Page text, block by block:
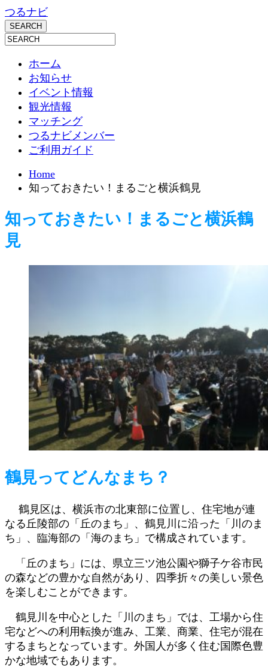
つるナビ
ホーム
お知らせ
イベント情報
観光情報
マッチング
つるナビメンバー
ご利用ガイド
Home
知っておきたい！まるごと横浜鶴見
知っておきたい！まるごと横浜鶴
見
鶴見ってどんなまち？
鶴見区は、横浜市の北東部に位置し、住宅地が連
なる丘陵部の「丘のまち」、鶴見川に沿った「川のま
ち」、臨海部の「海のまち」で構成されています。
「丘のまち」には、県立三ツ池公園や獅子ケ谷市民
の森などの豊かな自然があり、四季折々の美しい景色
を楽しむことができます。
鶴見川を中心とした「川のまち」では、工場から住
宅などへの利用転換が進み、工業、商業、住宅が混在
するまちとなっています。外国人が多く住む国際色豊
かな地域でもあります。